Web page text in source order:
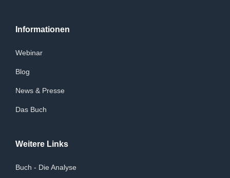
Informationen
Webinar
Blog
News & Presse
Das Buch
Weitere Links
Buch - Die Analyse